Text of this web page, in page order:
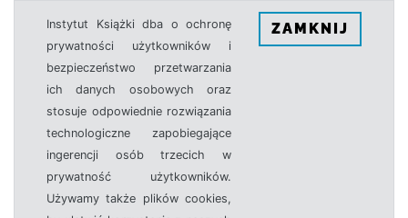
Instytut Książki dba o ochronę
prywatności użytkowników i
bezpieczeństwo przetwarzania
ich danych osobowych oraz
stosuje odpowiednie rozwiązania
technologiczne zapobiegające
ingerencji osób trzecich w
prywatność użytkowników.
Używamy także plików cookies,
ZAMKNIJ